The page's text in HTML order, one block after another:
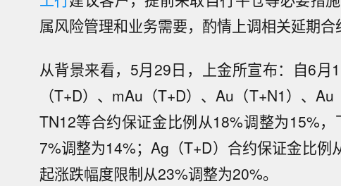
属风险管理和业务需要，酌情上调相关延期合
从背景来看，5月29日，上金所宣布：自6月
（T+D）、mAu（T+D）、Au（T+N1）、
TN12等合约保证金比例从18%调整为15%
7%调整为14%；Ag（T+D）合约保证金比例
起涨跌幅度限制从23%调整为20%。